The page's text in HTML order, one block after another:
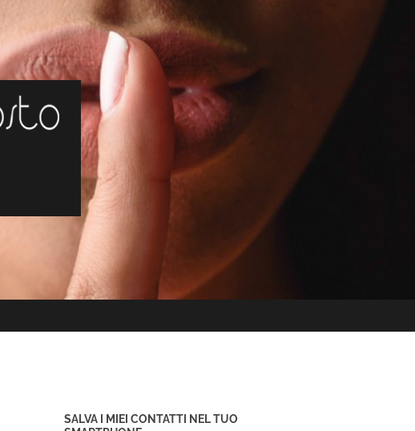
SALVA I MIEI CONTATTI NEL TUO